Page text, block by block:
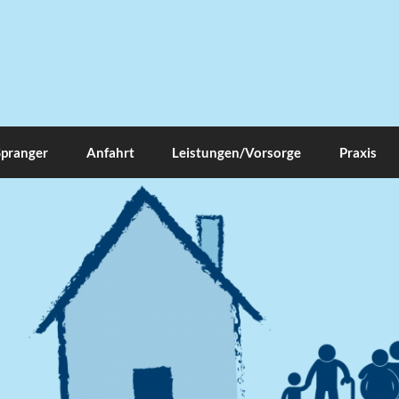
Anfahrt Leistungen/Vorsorge Praxis